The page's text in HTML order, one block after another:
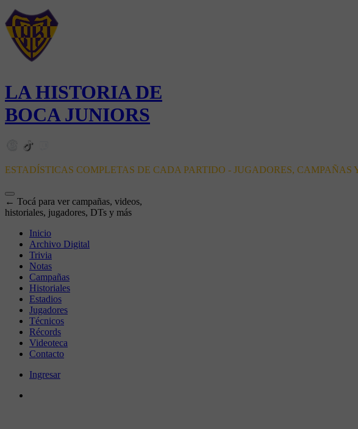
LA HISTORIA DE
BOCA JUNIORS
ESTADÍSTICAS COMPLETAS DE CADA PARTIDO - JUGADORES, CAMPAÑAS
← Tocá para ver campañas, videos,
historiales, jugadores, DTs y más
Inicio
Archivo Digital
Trivia
Notas
Campañas
Historiales
Estadios
Jugadores
Técnicos
Récords
Videoteca
Contacto
Ingresar